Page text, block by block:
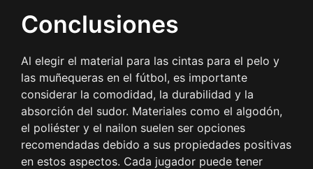
Conclusiones
Al elegir el material para las cintas para el pelo y
las muñequeras en el fútbol, es importante
considerar la comodidad, la durabilidad y la
absorción del sudor. Materiales como el algodón,
el poliéster y el nailon suelen ser opciones
recomendadas debido a sus propiedades positivas
en estos aspectos. Cada jugador puede tener